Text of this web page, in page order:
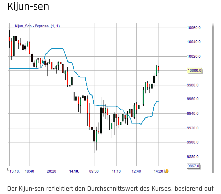
Kijun-sen
Der Kijun-sen reflektiert den Durchschnittswert des Kurses, basierend auf